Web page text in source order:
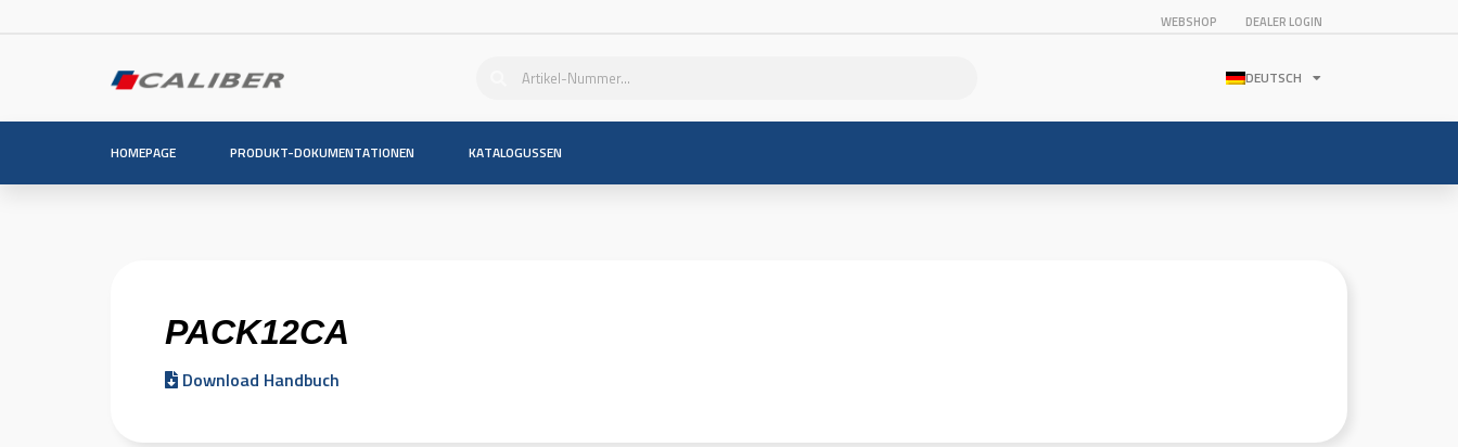
WEBSHOP DEALER LOGIN
DEUTSCH
HOMEPAGE PRODUKT-DOKUMENTATIONEN KATALOGUSSEN
PACK12CA
Download Handbuch